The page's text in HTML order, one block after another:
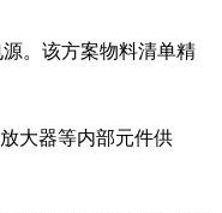
。该方案物料清单精
大器等内部元件供